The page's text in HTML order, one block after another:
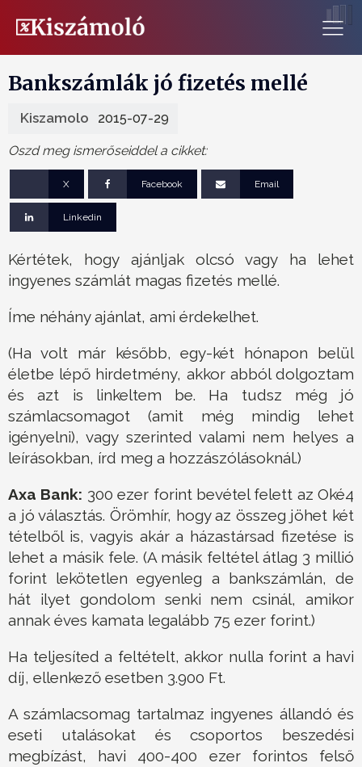
Bankszámlák jó fizetés mellé
Kiszamolo 2015-07-29
Oszd meg ismerőseiddel a cikket:
X Facebook Email
Linkedin
Kértétek, hogy ajánljak olcsó vagy ha lehet
ingyenes számlát magas fizetés mellé.
Íme néhány ajánlat, ami érdekelhet.
(Ha volt már később, egy-két hónapon belül
életbe lépő hirdetmény, akkor abból dolgoztam
és azt is linkeltem be. Ha tudsz még jó
számlacsomagot (amit még mindig lehet
igényelni), vagy szerinted valami nem helyes a
leírásokban, írd meg a hozzászólásoknál.)
Axa Bank: 300 ezer forint bevétel felett az Oké4
a jó választás. Örömhír, hogy az összeg jöhet két
tételből is, vagyis akár a házastársad fizetése is
lehet a másik fele. (A másik feltétel átlag 3 millió
forint lekötetlen egyenleg a bankszámlán, de
hát ilyet gondolom senki nem csinál, amikor
annak éves kamata legalább 75 ezer forint.)
Ha teljesíted a feltételt, akkor nulla forint a havi
díj, ellenkező esetben 3.900 Ft.
A számlacsomag tartalmaz ingyenes állandó és
eseti utalásokat és csoportos beszedési
megbízást, havi 400-400 ezer forintos felső